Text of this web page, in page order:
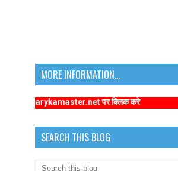
MORE INFORMATION...
पर क्लिक करे
SEARCH THIS BLOG